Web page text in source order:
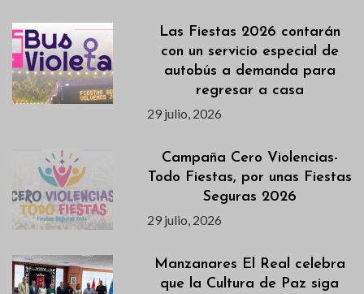
Las Fiestas 2026 contarán
con un servicio especial de
autobús a demanda para
regresar a casa
29 julio, 2026
Campaña Cero Violencias-
Todo Fiestas, por unas Fiestas
Seguras 2026
29 julio, 2026
Manzanares El Real celebra
que la Cultura de Paz siga